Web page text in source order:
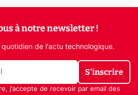
à notre newsletter !
quotidien de l'actu technologique.
S'inscrire
j’accepte de recevoir par email des